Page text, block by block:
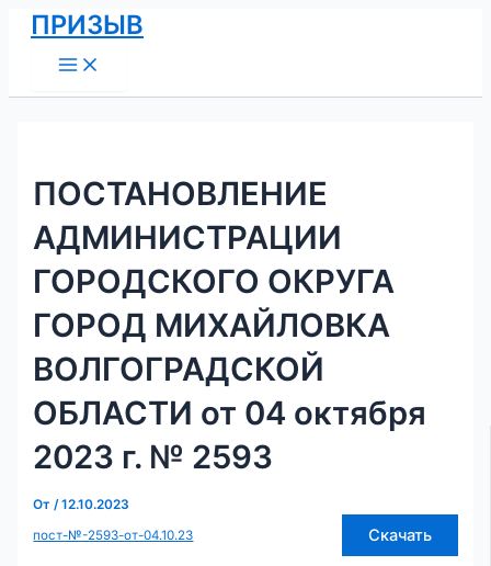
Перейти
содержимому
ПРИЗЫВ
Menu
ПОСТАНОВЛЕНИЕ
АДМИНИСТРАЦИИ
ГОРОДСКОГО ОКРУГА
ГОРОД МИХАЙЛОВКА
ВОЛГОГРАДСКОЙ
ОБЛАСТИ от 04 октября
2023 г. № 2593
От/12.10.2023
пост-№-2593-от-04.10.23
Скачать
Навигация
по
записям